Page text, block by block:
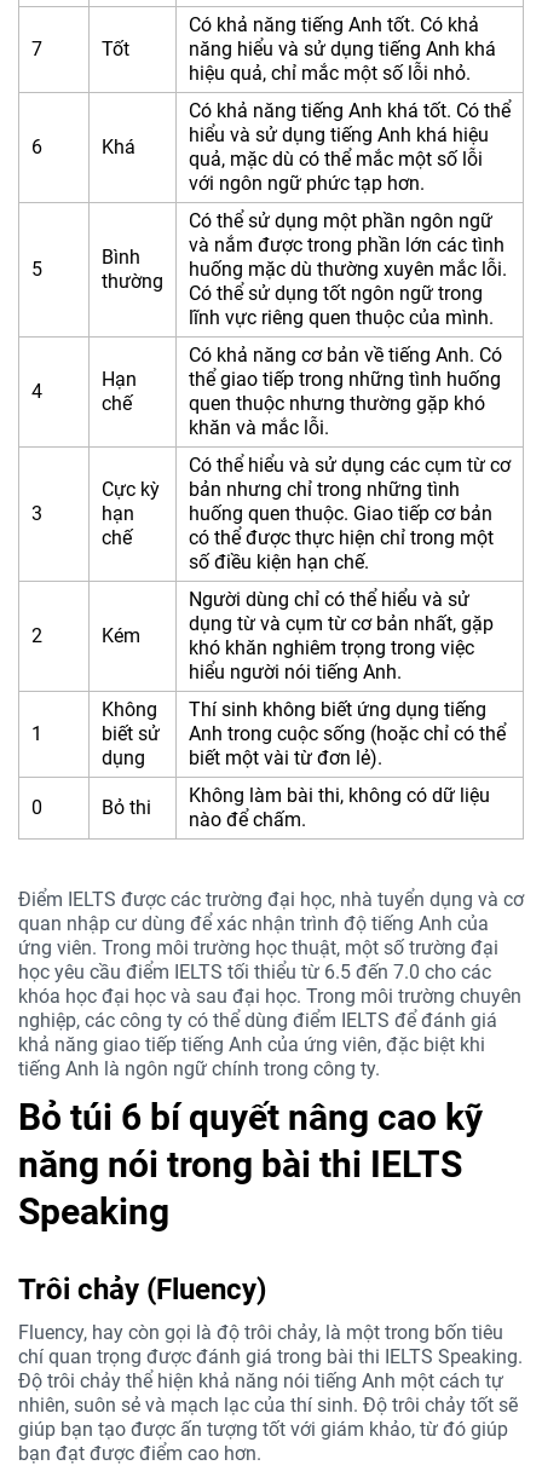
7 Tốt
Có khả năng tiếng Anh tốt. Có khả
năng hiểu và sử dụng tiếng Anh khá
hiệu quả, chỉ mắc một số lỗi nhỏ.
6 Khá
Có khả năng tiếng Anh khá tốt. Có thể
hiểu và sử dụng tiếng Anh khá hiệu
quả, mặc dù có thể mắc một số lỗi
với ngôn ngữ phức tạp hơn.
5
Bình
thường
Có thể sử dụng một phần ngôn ngữ
và nắm được trong phần lớn các tình
huống mặc dù thường xuyên mắc lỗi.
Có thể sử dụng tốt ngôn ngữ trong
lĩnh vực riêng quen thuộc của mình.
4
Hạn
chế
Có khả năng cơ bản về tiếng Anh. Có
thể giao tiếp trong những tình huống
quen thuộc nhưng thường gặp khó
khăn và mắc lỗi.
3
Cực kỳ
hạn
chế
Có thể hiểu và sử dụng các cụm từ cơ
bản nhưng chỉ trong những tình
huống quen thuộc. Giao tiếp cơ bản
có thể được thực hiện chỉ trong một
số điều kiện hạn chế.
2 Kém
Người dùng chỉ có thể hiểu và sử
dụng từ và cụm từ cơ bản nhất, gặp
khó khăn nghiêm trọng trong việc
hiểu người nói tiếng Anh.
1
Không
biết sử
dụng
Thí sinh không biết ứng dụng tiếng
Anh trong cuộc sống (hoặc chỉ có thể
biết một vài từ đơn lẻ).
0 Bỏ thi
Không làm bài thi, không có dữ liệu
nào để chấm.
Điểm IELTS được các trường đại học, nhà tuyển dụng và cơ
quan nhập cư dùng để xác nhận trình độ tiếng Anh của
ứng viên. Trong môi trường học thuật, một số trường đại
học yêu cầu điểm IELTS tối thiểu từ 6.5 đến 7.0 cho các
khóa học đại học và sau đại học. Trong môi trường chuyên
nghiệp, các công ty có thể dùng điểm IELTS để đánh giá
khả năng giao tiếp tiếng Anh của ứng viên, đặc biệt khi
tiếng Anh là ngôn ngữ chính trong công ty.
Bỏ túi 6 bí quyết nâng cao kỹ
năng nói trong bài thi IELTS
Speaking
Trôi chảy (Fluency)
Fluency, hay còn gọi là độ trôi chảy, là một trong bốn tiêu
chí quan trọng được đánh giá trong bài thi IELTS Speaking.
Độ trôi chảy thể hiện khả năng nói tiếng Anh một cách tự
nhiên, suôn sẻ và mạch lạc của thí sinh. Độ trôi chảy tốt sẽ
giúp bạn tạo được ấn tượng tốt với giám khảo, từ đó giúp
bạn đạt được điểm cao hơn.